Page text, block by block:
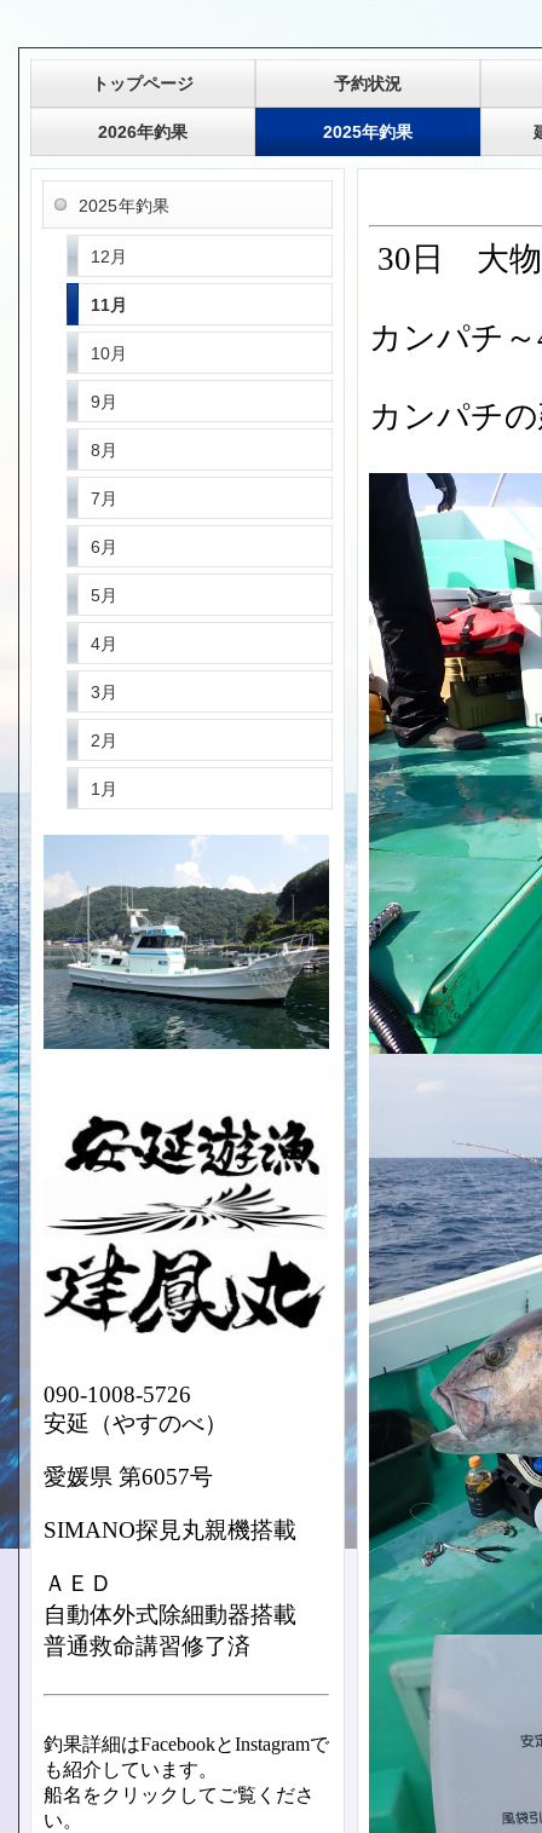
トップページ 予約状況
2026年釣果 2025年釣果
30日 大
カンパチ
カンパチ
2025年釣果
12月
11月
10月
9月
8月
7月
6月
5月
4月
3月
2月
1月
090-1008-5726
安延（やすのべ）
愛媛県 第6057号
SIMANO探見丸親機搭載
ＡＥＤ
自動体外式除細動器搭載
普通救命講習修了済
釣果詳細はFacebookとInstagramで
も紹介しています。
船名をクリックしてご覧くださ
い。